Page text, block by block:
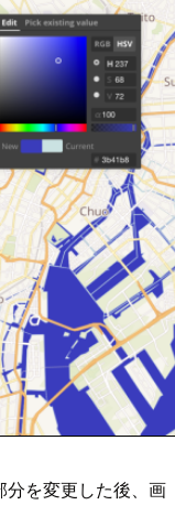
分を変更した後、画